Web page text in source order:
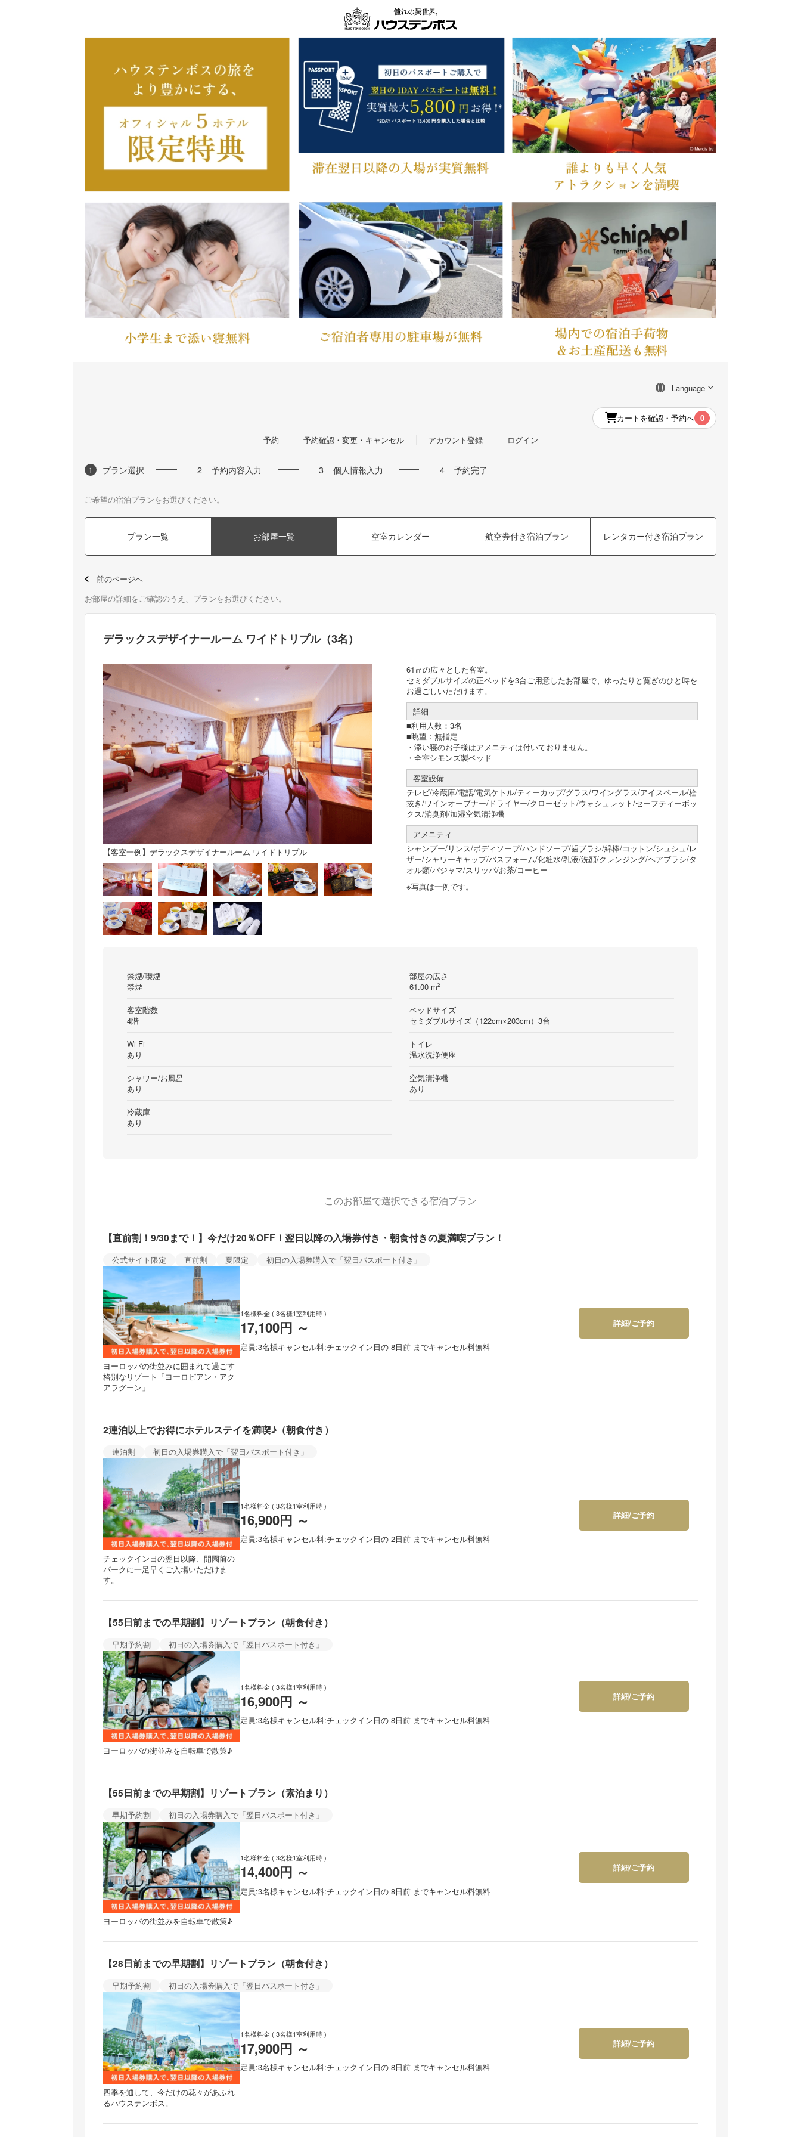
カートを確認・予約へ 0
予約
予約確認・変更・キャンセル アカウント登録 ログイン
1 プラン選択 2 予約内容入力 3 個人情報入力 4 予約完了
ご希望の宿泊プランをお選びください。
プラン一覧 お部屋一覧 空室カレンダー 航空券付き宿泊プラン レンタカー付き宿泊プラン
前のページへ
お部屋の詳細をご確認のうえ、プランをお選びください。
デラックスデザイナールーム ワイドトリプル（3名）
【客室一例】デラックスデザイナールーム ワイドトリプル
61㎡の広々とした客室。
セミダブルサイズの正ベッドを3台ご用意したお部屋で、ゆったりと寛ぎのひと時を
お過ごしいただけます。
詳細
■利用人数：3名
■眺望：無指定
・添い寝のお子様はアメニティは付いておりません。
・全室シモンズ製ベッド
客室設備
テレビ/冷蔵庫/電話/電気ケトル/ティーカップ/グラス/ワイングラス/アイスペール/栓
抜き/ワインオープナー/ドライヤー/クローゼット/ウォシュレット/セーフティーボッ
クス/消臭剤/加湿空気清浄機
アメニティ
シャンプー/リンス/ボディソープ/ハンドソープ/歯ブラシ/綿棒/コットン/シュシュ/レ
ザー/シャワーキャップ/バスフォーム/化粧水/乳液/洗顔/クレンジング/ヘアブラシ/タ
オル類/パジャマ/スリッパ/お茶/コーヒー
※写真は一例です。
禁煙/喫煙
禁煙
部屋の広さ
61.00 m2
客室階数
4階
ベッドサイズ
セミダブルサイズ（122cm×203cm）3台
Wi-Fi
あり
トイレ
温水洗浄便座
シャワー/お風呂
あり
空気清浄機
あり
冷蔵庫
あり
このお部屋で選択できる宿泊プラン
【直前割！​9/30まで！​】今だけ20％OFF！翌日以降の​入場券付き・朝食付きの​夏満喫プラン！
公式サイト限定 直前割 夏限定 初日の入場券購入で「翌日パスポート付き」
ヨーロッパの​街並みに​囲まれて過ごす
格別な​リゾート「ヨーロピアン・アク
アラグーン」
1名様料金 ( 3名様1室利用時 )
17,100円 ～ 詳細/ご予約
定員 3名様キャンセル料 チェックイン日の 8日前 までキャンセル料無料
2連泊以上でお得にホテルステイを満喫♪（朝食付き）
連泊割 初日の入場券購入で「翌日パスポート付き」
チェックイン日の翌日以降、開園前の
パークに一足早くご入場いただけま
す。
1名様料金 ( 3名様1室利用時 )
16,900円 ～ 詳細/ご予約
定員 3名様キャンセル料 チェックイン日の 2日前 までキャンセル料無料
【55日前までの早期割】リゾートプラン（朝食付き）
早期予約割 初日の入場券購入で「翌日パスポート付き」
ヨーロッパの街並みを自転車で散策♪
1名様料金 ( 3名様1室利用時 )
16,900円 ～ 詳細/ご予約
定員 3名様キャンセル料 チェックイン日の 8日前 までキャンセル料無料
【55日前までの早期割】リゾートプラン（素泊まり）
早期予約割 初日の入場券購入で「翌日パスポート付き」
ヨーロッパの街並みを自転車で散策♪
1名様料金 ( 3名様1室利用時 )
14,400円 ～ 詳細/ご予約
定員 3名様キャンセル料 チェックイン日の 8日前 までキャンセル料無料
【28日前までの早期割】リゾートプラン（朝食付き）
早期予約割 初日の入場券購入で「翌日パスポート付き」
四季を通して、今だけの花々があふれ
るハウステンボス。
1名様料金 ( 3名様1室利用時 )
17,900円 ～ 詳細/ご予約
定員 3名様キャンセル料 チェックイン日の 8日前 までキャンセル料無料